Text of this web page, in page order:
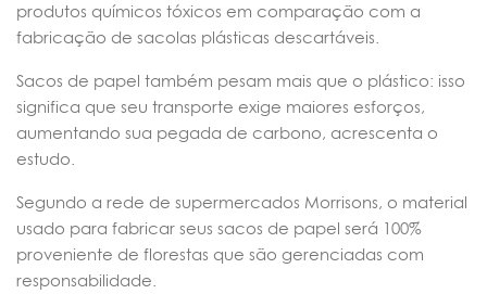
produtos químicos tóxicos em comparação com a
fabricação de sacolas plásticas descartáveis.
Sacos de papel também pesam mais que o plástico: isso
significa que seu transporte exige maiores esforços,
aumentando sua pegada de carbono, acrescenta o
estudo.
Segundo a rede de supermercados Morrisons, o material
usado para fabricar seus sacos de papel será 100%
proveniente de florestas que são gerenciadas com
responsabilidade.